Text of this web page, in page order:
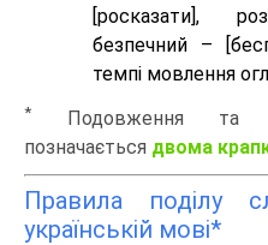
[росказати],
безпечний –
темпі мовлення
*
Подовження та
позначається двома
Правила поділу
українській мові*